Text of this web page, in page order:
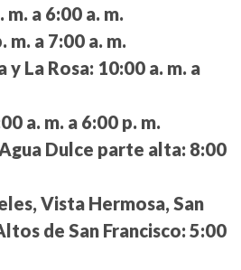
m. a 6:00 a. m.
m. a 7:00 a. m.
y La Rosa: 10:00 a. m. a
a. m. a 6:00 p. m.
Dulce parte alta: 8:00
Vista Hermosa, San
de San Francisco: 5:00